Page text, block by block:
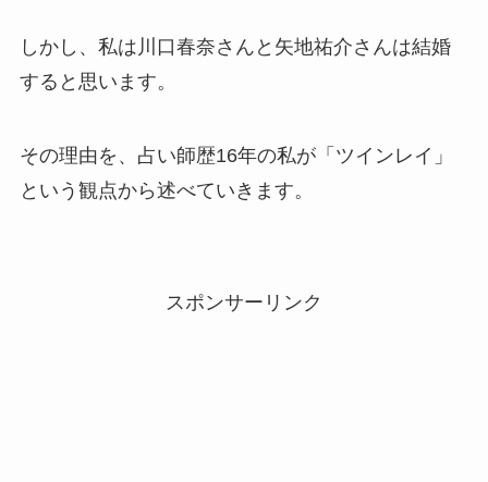
しかし、私は川口春奈さんと矢地祐介さんは結婚
すると思います。
その理由を、占い師歴16年の私が「ツインレイ」
という観点から述べていきます。
スポンサーリンク